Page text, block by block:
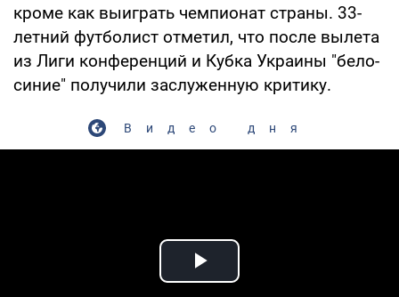
кроме как выиграть чемпионат страны. 33-
летний футболист отметил, что после вылета
из Лиги конференций и Кубка Украины "бело-
синие" получили заслуженную критику.
Видео дня
Play Video